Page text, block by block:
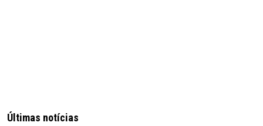
Últimas notícias